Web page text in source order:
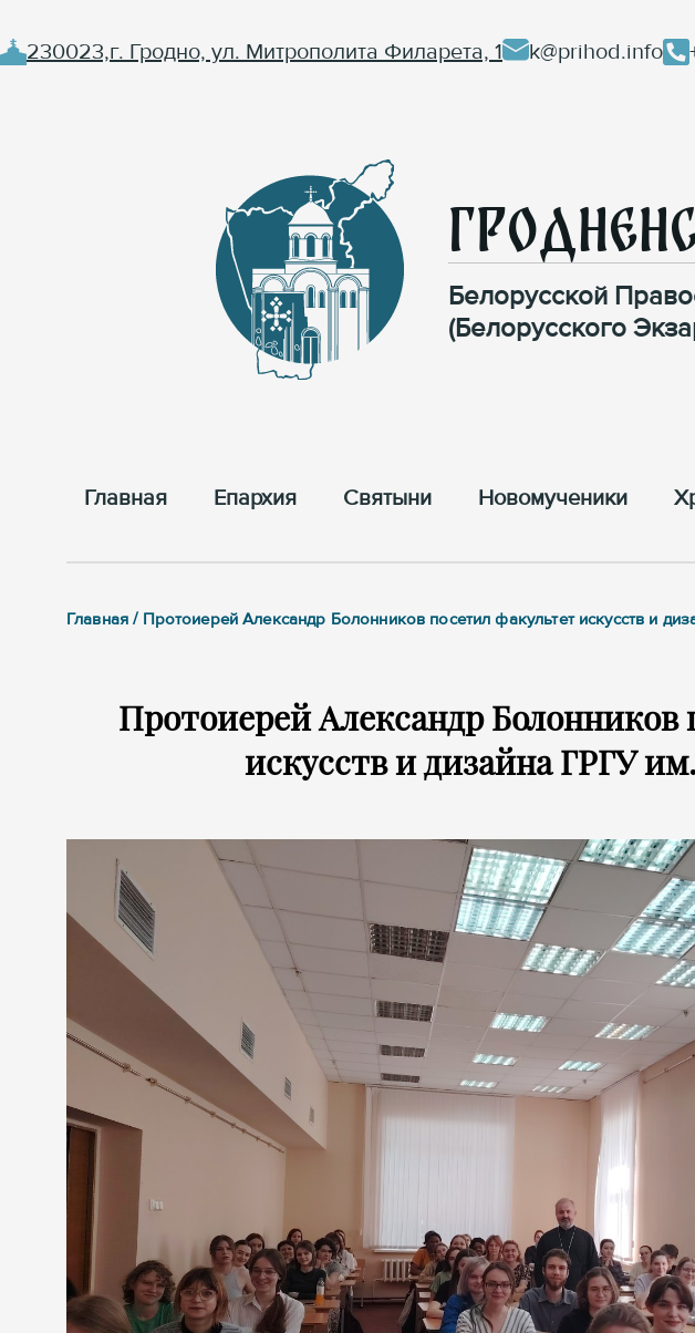
230023,г. Гродно, ул. Митрополита Филарета, 1 k@prihod.info
Белорусской
(Белорусского
Главная Епархия Cвятыни Новомученики
Главная / Протоиерей Александр Болонников посетил факультет искусств и
Протоиерей Александр Болонников
искусств и дизайна ГРГУ